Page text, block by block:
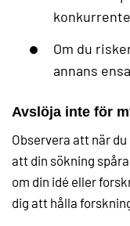
Om du
annans
Avslöja inte för
Observera att när
att din sökning
om din idé eller
dig att hålla